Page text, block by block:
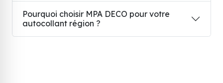
Pourquoi choisir MPA DECO pour votre
autocollant région ?